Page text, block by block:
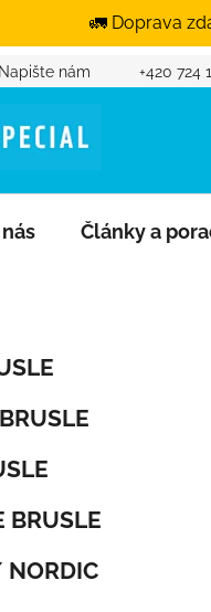
🚛 Doprava
Napište nám +420 724
Články a
BRUSLE